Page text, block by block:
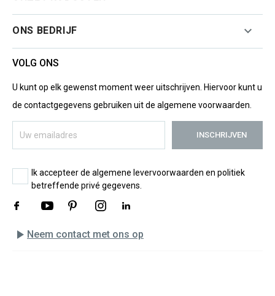
ONS BEDRIJF 
VOLG ONS
U kunt op elk gewenst moment weer uitschrijven. Hiervoor kunt u
de contactgegevens gebruiken uit de algemene voorwaarden.
Ik accepteer de algemene levervoorwaarden en politiek
betreffende privé gegevens.
play_arrow Neem contact met ons op